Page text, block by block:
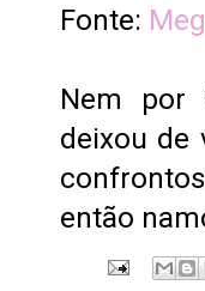
Fonte:
Nem por
deixou de
então